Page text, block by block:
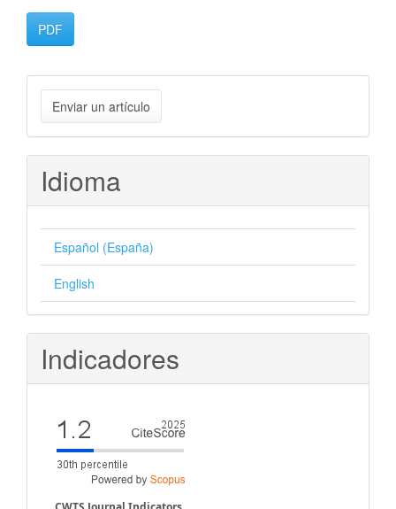
PDF
Enviar
un
artículo
Enviar un artículo
Idioma
Español (España)
English
Indicadores